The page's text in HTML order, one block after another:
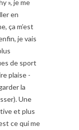
», je me
en
ça m’est
je vais
de sport
plaise -
la
Une
et plus
ce qui me